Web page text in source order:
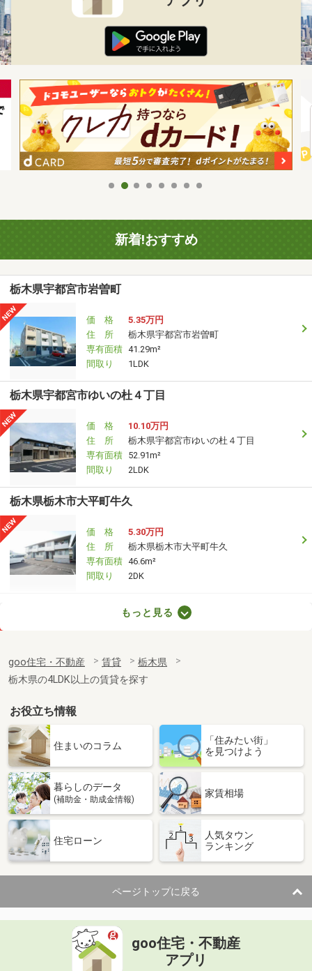
新着!おすすめ
栃木県宇都宮市岩曽町
価 格
5.35万円
住 所
栃木県宇都宮市岩曽町
専有面積 41.29m²
間取り
1LDK
栃木県宇都宮市ゆいの杜４丁目
価 格
10.10万円
住 所
栃木県宇都宮市ゆいの杜４丁目
専有面積 52.91m²
間取り
2LDK
栃木県栃木市大平町牛久
価 格
5.30万円
住 所
栃木県栃木市大平町牛久
専有面積 46.6m²
間取り
2DK
専有面積
51.3m²
間取り
1LDK
栃木県宇都宮市茂原町
価 格
5.10万円
栃木県宇都宮市茂原町
専有面積 37.54m²
間取り
栃木県宇都宮市栄町
住 所
栃木県宇都宮市栄町
専有面積 51.3m²
間取り
1LDK
栃木県足利市有楽町
価 格
もっと見る
goo住宅・不動産 賃貸
栃木県
栃木県の4LDK以上の賃貸を探す
お役立ち情報
住まいのコラム
「住みたい街」
を見つけよう
暮らしのデータ
(補助金・助成金情報)
家賃相場
住宅ローン
人気タウン
ランキング
ページトップに戻る
goo住宅・不動産
アプリ